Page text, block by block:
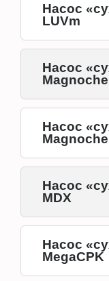
Насос
LUVm
Насос
Насос
Насос
MDX
Насос
MegaCPK